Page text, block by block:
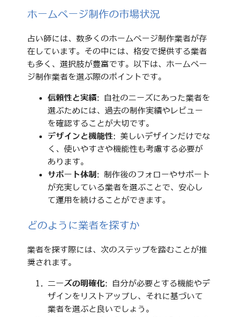
ホームページ制作の市場状況
占い師には、数多くのホームページ制作業者が存
在しています。その中には、格安で提供する業者
も多く、選択肢が豊富です。以下は、ホームペー
ジ制作業者を選ぶ際のポイントです。
信頼性と実績: 自社のニーズにあった業者を
選ぶためには、過去の制作実績やレビュー
を確認することが大切です。
デザインと機能性: 美しいデザインだけでな
く、使いやすさや機能性も考慮する必要が
あります。
サポート体制 : 制作後のフォローやサポート
が充実している業者を選ぶことで、安心し
て運用を続けることができます。
どのように業者を探すか
業者を探す際には、次のステップを踏むことが推
奨されます。
ニーズの明確化: 自分が必要とする機能やデ
ザインをリストアップし、それに基づいて
業者を選ぶと良いでしょう。